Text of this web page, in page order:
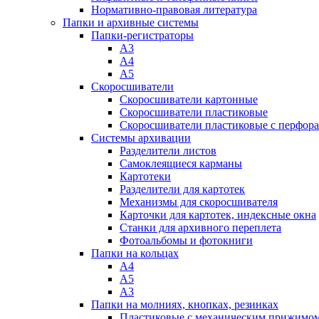
Нормативно-правовая литература
Папки и архивные системы
Папки-регистраторы
А3
А4
А5
Скоросшиватели
Скоросшиватели картонные
Скоросшиватели пластиковые
Скоросшиватели пластиковые с
Системы архивации
Разделители листов
Самоклеящиеся карманы
Картотеки
Разделители для картотек
Механизмы для скоросшивателя
Карточки для картотек, индексные окна
Станки для архивного переплета
Фотоальбомы и фотокниги
Папки на кольцах
А4
А5
А3
Папки на молниях, кнопках, резинках